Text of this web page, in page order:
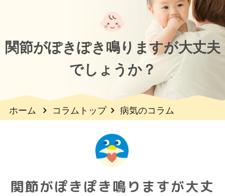
関節がぽきぽき鳴りますが大丈夫
でしょうか？
ホーム コラムトップ 病気のコラム
関節がぽきぽき鳴りますが大丈